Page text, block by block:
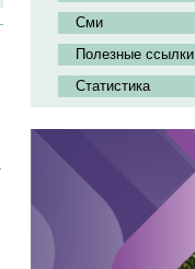
Сми
Полезные ссылки
Статистика